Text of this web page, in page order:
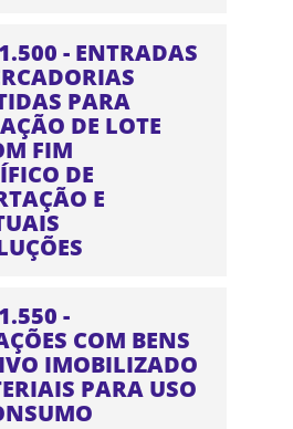
- ENTRADAS
PARA
DE LOTE
FIM
DE
E
-
COM BENS
IMOBILIZADO
PARA USO